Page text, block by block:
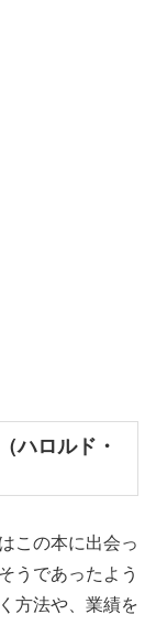
ハロルド・
この本に出会っ
うであったよう
方法や、業績を